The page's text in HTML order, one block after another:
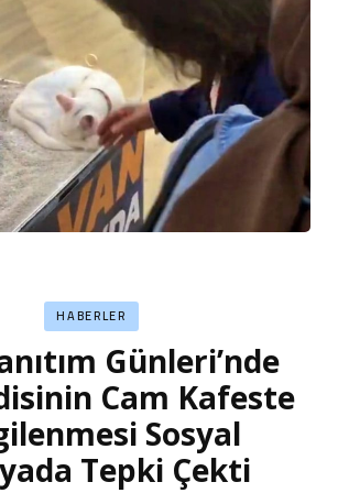
HABERLER
Günleri’nde
Cam Kafeste
Sosyal
Tepki Çekti